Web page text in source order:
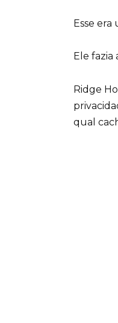
Esse
Ele
Ridge
qual